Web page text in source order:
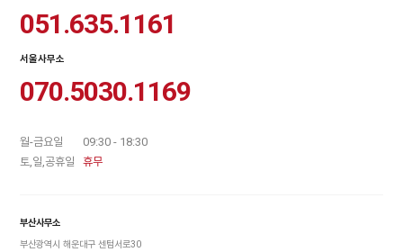
051.635.1161
서울사무소
070.5030.1169
월-금요일
09:30 - 18:30
토,일,공휴일
휴무
부산사무소
부산광역시 해운대구 센텀서로30